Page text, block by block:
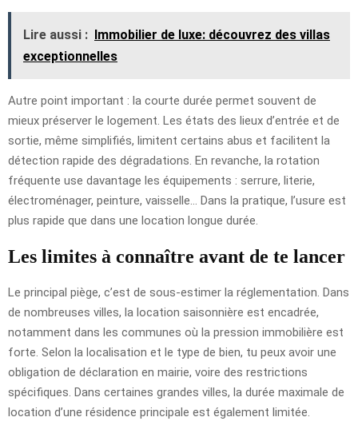
Lire aussi : Immobilier de luxe: découvrez des villas
exceptionnelles
Autre point important : la courte durée permet souvent de
mieux préserver le logement. Les états des lieux d’entrée et de
sortie, même simplifiés, limitent certains abus et facilitent la
détection rapide des dégradations. En revanche, la rotation
fréquente use davantage les équipements : serrure, literie,
électroménager, peinture, vaisselle… Dans la pratique, l’usure est
plus rapide que dans une location longue durée.
Les limites à connaître avant de te lancer
Le principal piège, c’est de sous-estimer la réglementation. Dans
de nombreuses villes, la location saisonnière est encadrée,
notamment dans les communes où la pression immobilière est
forte. Selon la localisation et le type de bien, tu peux avoir une
obligation de déclaration en mairie, voire des restrictions
spécifiques. Dans certaines grandes villes, la durée maximale de
location d’une résidence principale est également limitée.